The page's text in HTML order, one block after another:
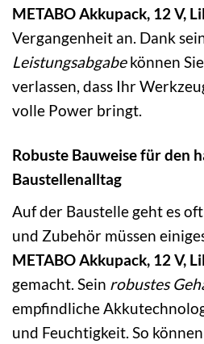
METABO Akkupack, 12 V,
Vergangenheit an. Dank
Leistungsabgabekönnen
verlassen, dass Ihr
volle Power bringt.
Robuste Bauweise für den
Baustellenalltag
Auf der Baustelle geht es
und Zubehör müssen
METABO Akkupack, 12 V,
gemacht. Sein robustes
empfindliche
und Feuchtigkeit. So